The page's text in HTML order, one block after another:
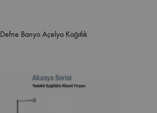
Defne Banyo Açelya Kağıtlık